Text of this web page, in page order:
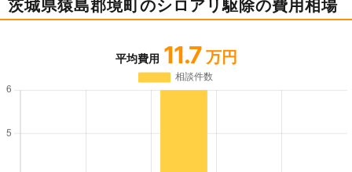
茨城県猿島郡境町のシロアリ駆除の費用相場
平均費用 11.7 万円